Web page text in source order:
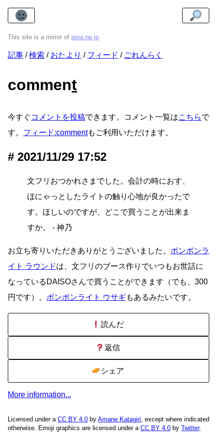
This site is a mirror of ama.ne.jp.
記事 検索 おたより フィード ごれんらく
comment
今すぐコメントを投稿できます。コメント一覧はこちらで
す。 フィード:commentもご利用いただけます。
2021/11/29 17:52
文フリおつかれさまでした。会計の時におす、
ほにゃっとしたライトの触り心地が良かったで
す。ほしいのですが、どこで買うことが出来ま
すか。 - 神乃
お立ち寄りいただきありがとうございました。 ポンポンラ
イト ラウンドは、文フリのブース作りでいつもお世話に
なっているDAISOさんで買うことができます（でも、300
円です）。 ポンポンライト ウサギもあるみたいです。
読んだ
返信
シェア
More information...
Licensed under a CC BY 4.0 by Amane Katagiri, except where indicated
otherwise. Emoji graphics are licensed under a CC BY 4.0 by Twitter,